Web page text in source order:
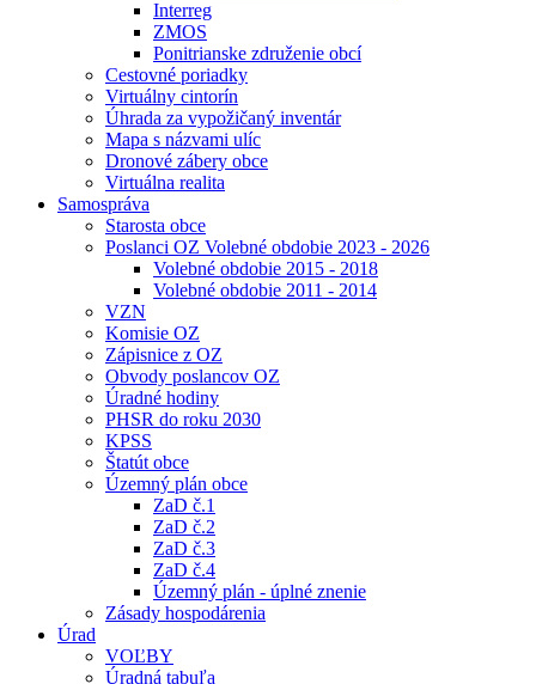
Interreg
ZMOS
Ponitrianske združenie obcí
Cestovné poriadky
Virtuálny cintorín
Úhrada za vypožičaný inventár
Mapa s názvami ulíc
Dronové zábery obce
Virtuálna realita
Samospráva
Starosta obce
Poslanci OZ Volebné obdobie 2023 - 2026
Volebné obdobie 2015 - 2018
Volebné obdobie 2011 - 2014
VZN
Komisie OZ
Zápisnice z OZ
Obvody poslancov OZ
Úradné hodiny
PHSR do roku 2030
KPSS
Štatút obce
Územný plán obce
ZaD č.1
ZaD č.2
ZaD č.3
ZaD č.4
Územný plán - úplné znenie
Zásady hospodárenia
Úrad
VOĽBY
Úradná tabuľa